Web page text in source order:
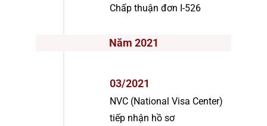
Chấp thuận đơn I-526
Năm 2021
03/2021
NVC (National Visa Center)
tiếp nhận hồ sơ